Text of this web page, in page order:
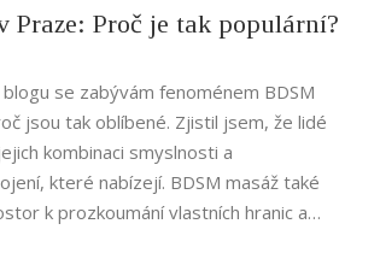
Praze: Proč je tak populární?
se zabývám fenoménem BDSM
jsou tak oblíbené. Zjistil jsem, že lidé
kombinaci smyslnosti a
které nabízejí. BDSM masáž také
k prozkoumání vlastních hranic a